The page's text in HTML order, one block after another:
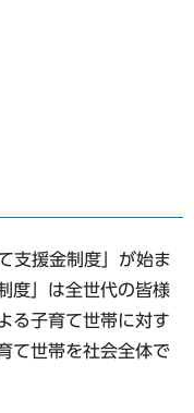
支援金制度」が始ま
度」は全世代の皆様
る子育て世帯に対す
て世帯を社会全体で